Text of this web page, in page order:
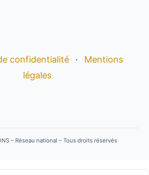
confidentialité ·
Mentions
légales
– Réseau national – Tous droits réservés